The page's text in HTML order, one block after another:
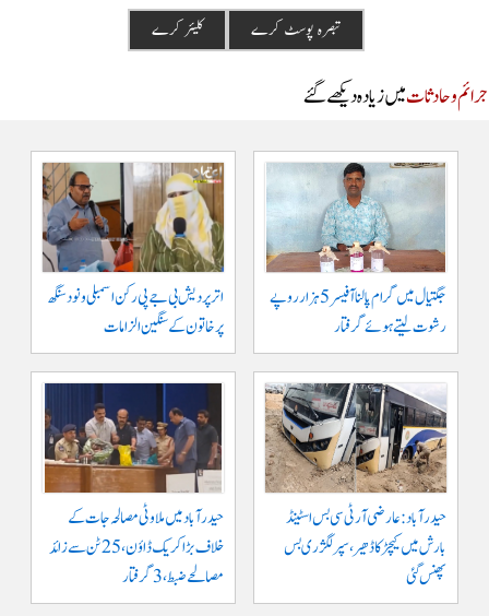
و حادثاتمیں زیادہ دیکھے گئے
جگتیال میں گرام پالنا آفیسر 5 ہزار روپے
رشوت لیتے ہوئے گرفتار
اتر پردیش بی جے پی رکن اسمبلی ونود سنگھ
پر خاتون کے سنگین الزامات
حیدرآباد: عارضی آر ٹی سی بس اسٹینڈ
بارش میں کیچڑ کا ڈھیر، سپر لگژری بس
پھنس گئی
حیدرآباد میں ملاوٹی مصالحہ جات کے
خلاف بڑا کریک ڈاؤن، 25 ٹن سے زائد
مصالحے ضبط، 3 گرفتار